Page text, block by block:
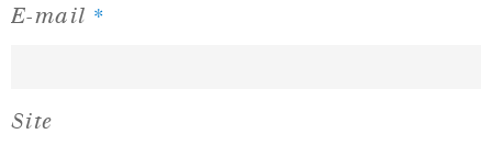
E-mail *
Site